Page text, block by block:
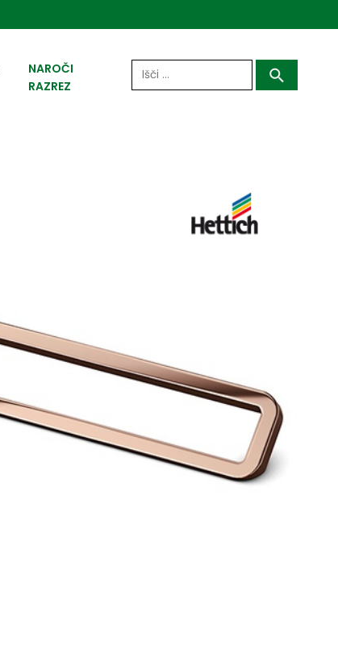
NAROČI
RAZREZ
Išči: